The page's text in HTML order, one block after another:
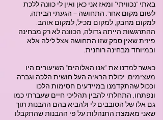
באתי "נכוויתי" ומאז אני כאן ואין לי כוונה ללכת
לשום מקום אחר. התחושה – הגעתי הביתה,
למקום מחבק, למקום מכיל, למקום אוהב.
ההתרגשות הייתה גדולה, הכוונה לא רק מבחינה
פיזית שאין ספק שזו התחושה אצל לילה אלא
ובמיוחד מבחינה רוחנית.
כאשר למדנו את "אנו האלוהים" השיעורים היו
מעצימים, יכולת הראיה העל חושית הלכה וגברה
וככול שהתקדמנו במיידעים חסימות הלכו
ונפתחו, התחלתי להבין תהליכי חיים שעברתי כמו
גם אלו של הסובבים לי ולהביא בהם ההבנות תוך
שאני מאמצת התנהלות על פי ההבנות שהתקבלו.